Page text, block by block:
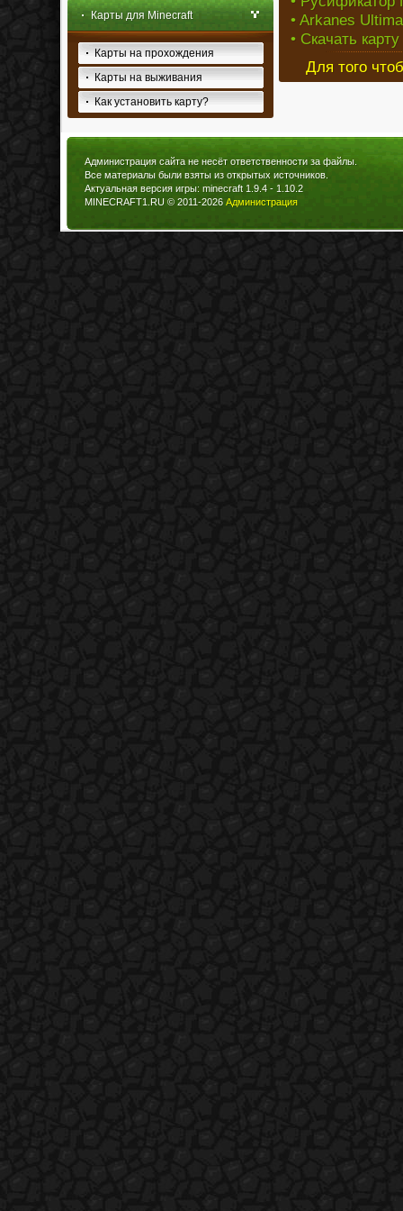
Карты для Minecraft
Карты на прохождения
Карты на выживания
Как установить карту?
• Arkanes
• Скачать
Для того
Администрация сайта не несёт ответственности за файлы.
Все материалы были взяты из открытых источников.
Актуальная версия игры: minecraft 1.9.4 - 1.10.2
MINECRAFT1.RU © 2011-2026 Администрация